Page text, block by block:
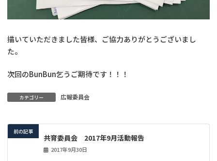
描いていただきました皆様、ご協力ありがとうございまし
た。
次回のBunBun乞うご期待です！！！
カテゴリー 広報委員会
前の記事
共育委員会 2017年9月活動報告
2017年9月30日